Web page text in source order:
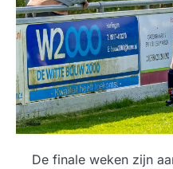
De finale weken zijn